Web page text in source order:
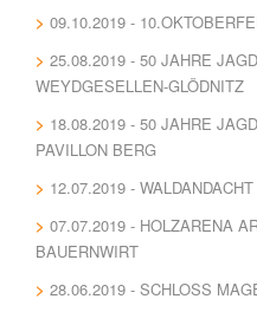
09.10.2019 -
25.08.2019 - 50 JAHRE
WEYDGESELLEN-GLÖDNITZ
18.08.2019 - 50 JAHRE
PAVILLON BERG
12.07.2019 -
07.07.2019 - HOLZARENA
BAUERNWIRT
28.06.2019 - SCHLOSS